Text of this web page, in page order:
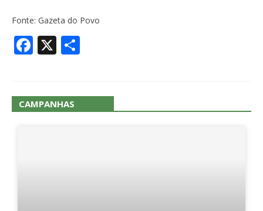
Fonte: Gazeta do Povo
Facebook
X
CAMPANHAS